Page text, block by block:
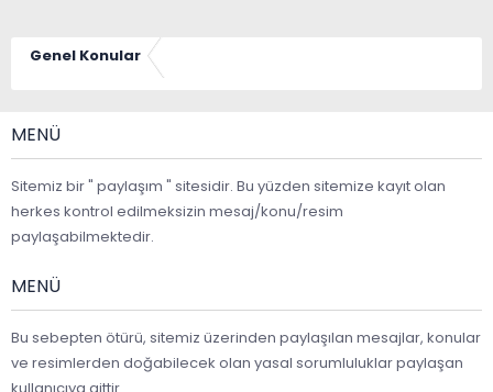
Genel Konular
MENÜ
Sitemiz bir " paylaşım " sitesidir. Bu yüzden sitemize kayıt olan
herkes kontrol edilmeksizin mesaj/konu/resim
paylaşabilmektedir.
MENÜ
Bu sebepten ötürü, sitemiz üzerinden paylaşılan mesajlar, konular
ve resimlerden doğabilecek olan yasal sorumluluklar paylaşan